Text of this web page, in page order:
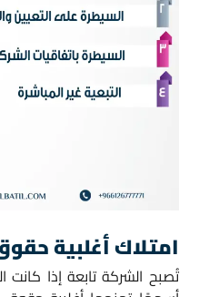
امتلاك أغلبية
تُصبح الشركة تابعة إذا